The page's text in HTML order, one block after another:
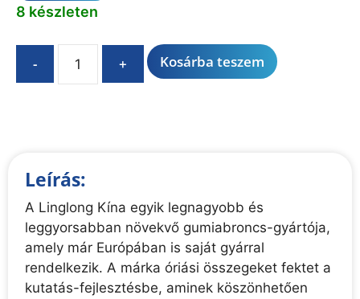
8 készleten
- + Kosárba teszem
v
Leírás:
A Linglong Kína egyik legnagyobb és
leggyorsabban növekvő gumiabroncs-gyártója,
amely már Európában is saját gyárral
rendelkezik. A márka óriási összegeket fektet a
kutatás-fejlesztésbe, aminek köszönhetően